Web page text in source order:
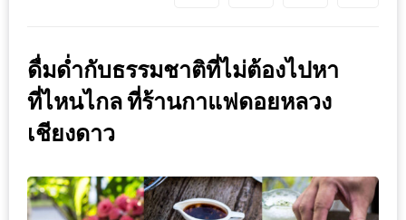
งาน
เดียว
ครบ
ช้อป
ดื่มด่ำกับธรรมชาติที่ไม่ต้องไปหา
ที่ไหนไกล ที่ร้านกาแฟดอยหลวง
เชียงดาว